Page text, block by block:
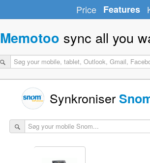
Price Features
Memotoo sync all you
Synkroniser